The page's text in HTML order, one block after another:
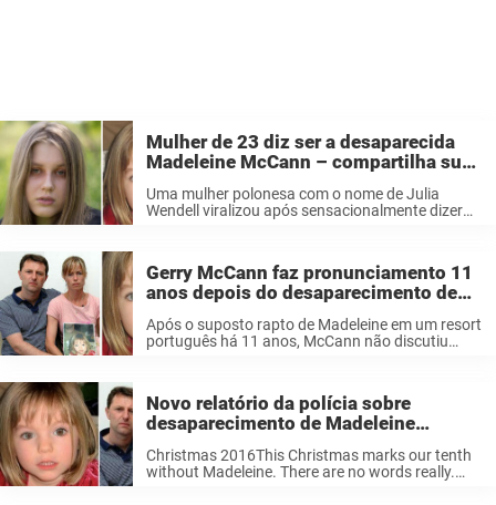
Mulher de 23 diz ser a desaparecida
Madeleine McCann – compartilha sua
Uma mulher polonesa com o nome de Julia
Wendell viralizou após sensacionalmente dizer
Gerry McCann faz pronunciamento 11
anos depois do desaparecimento de
Após o suposto rapto de Madeleine em um resort
português há 11 anos, McCann não discutiu
restaurante de ...
Novo relatório da polícia sobre
desaparecimento de Madeleine
pior
Christmas 2016This Christmas marks our tenth
without Madeleine. There are no words really.